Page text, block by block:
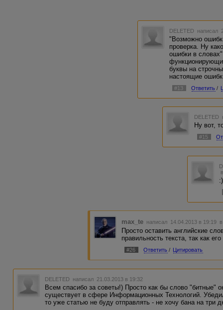
DELETED написал
"Возможно
проверка. Ну
ошибки в
буквы на
настоящие
#13 Ответить /
DELETED
Ну вот,
#15
:)
max_te написал 14.04.2013 в 19:19
Просто оставить английские
правильность текста, так как
#26 Ответить / Цитировать
DELETED написал 21.03.2013 в 19:32
Всем спасибо за советы!) Просто как бы слово "битные"
существует в сфере Информационных Технологий.
то уже статью не буду отправлять - не хочу бана на три